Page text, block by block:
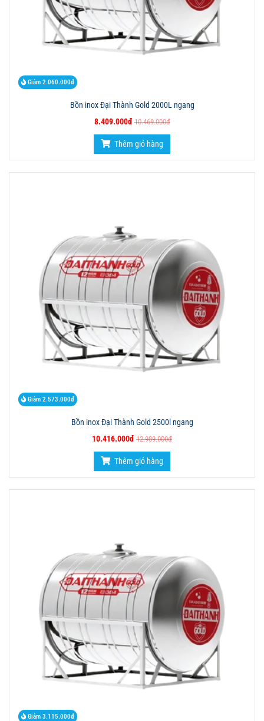
Giảm 2.060.000đ
Bồn inox Đại Thành Gold 2000L ngang
8.409.000đ 10.469.000đ
Thêm giỏ hàng
Giảm 2.573.000đ
Bồn inox Đại Thành Gold 2500l ngang
10.416.000đ 12.989.000đ
Thêm giỏ hàng
Giảm 3.115.000đ